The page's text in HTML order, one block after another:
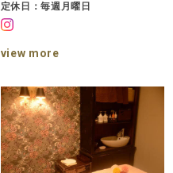
定休日：毎週月曜日
view more